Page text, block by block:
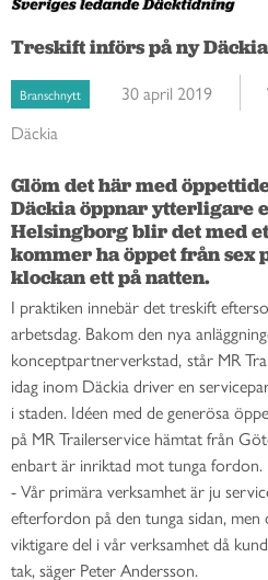
Treskift införs på ny
Branschnytt 30 april 2019
Däckia
Glöm det här med
Däckia öppnar ytterligare
Helsingborg blir det med
kommer ha öppet från sex
klockan ett på natten.
I praktiken innebär det treskift
arbetsdag. Bakom den nya
konceptpartnerverkstad, står MR
idag inom Däckia driver en
i staden. Idéen med de generösa
på MR Trailerservice hämtat från
enbart är inriktad mot tunga fordon.
- Vår primära verksamhet är ju
efterfordon på den tunga sidan, men
viktigare del i vår verksamhet då
tak, säger Peter Andersson.